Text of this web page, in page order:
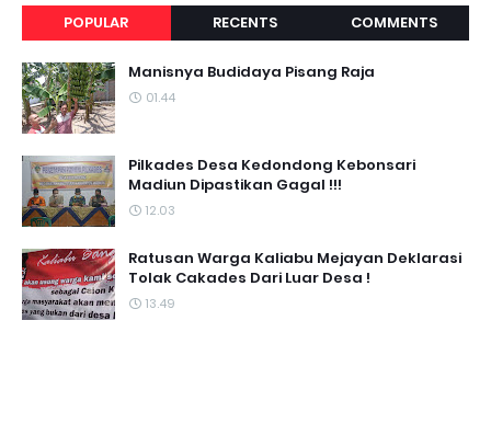
POPULAR RECENTS COMMENTS
Manisnya Budidaya Pisang Raja
01.44
Pilkades Desa Kedondong Kebonsari
Madiun Dipastikan Gagal !!!
12.03
Ratusan Warga Kaliabu Mejayan Deklarasi
Tolak Cakades Dari Luar Desa !
13.49